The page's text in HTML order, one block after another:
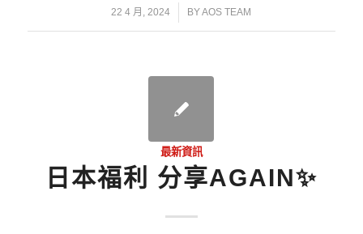
22 4 月, 2024
/ BYAOS TEAM
最新資訊
日本福利 分享AGAIN✨